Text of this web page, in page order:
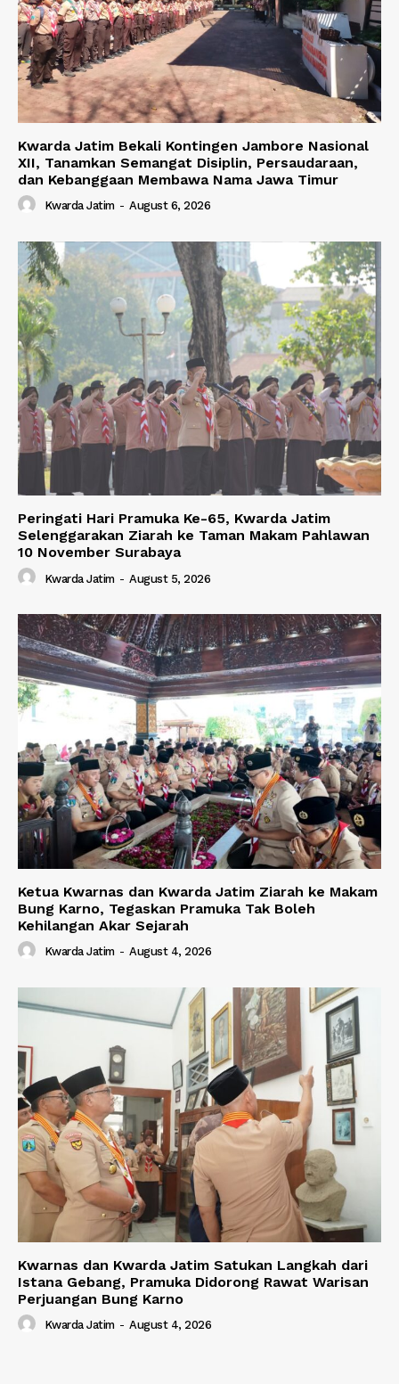
Kwarda Jatim Bekali Kontingen Jambore Nasional
XII, Tanamkan Semangat Disiplin, Persaudaraan,
dan Kebanggaan Membawa Nama Jawa Timur
Kwarda Jatim - August 6, 2026
Peringati Hari Pramuka Ke-65, Kwarda Jatim
Selenggarakan Ziarah ke Taman Makam Pahlawan
10 November Surabaya
Kwarda Jatim - August 5, 2026
Ketua Kwarnas dan Kwarda Jatim Ziarah ke Makam
Bung Karno, Tegaskan Pramuka Tak Boleh
Kehilangan Akar Sejarah
Kwarda Jatim - August 4, 2026
Kwarnas dan Kwarda Jatim Satukan Langkah dari
Istana Gebang, Pramuka Didorong Rawat Warisan
Perjuangan Bung Karno
Kwarda Jatim - August 4, 2026